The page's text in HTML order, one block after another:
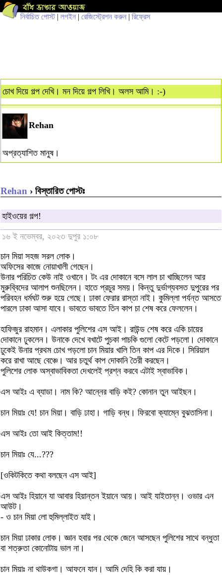
নির্বাচিত পোস্ট| লগইন | রেজিস্ট্রেশন করুন | রিফ্রেস
চোখ দিয়ে গল্প দেখি। মন দিয়ে গল্প লিখি। অলস আমি। :-)
Rehan
অপ্রত্যাশিত মানুষ।
Rehan › বিস্তারিত পোস্টঃ
হাইওয়ের গল্প!
১৬ ই নভেম্বর, ২০২৩ দুপুর ১:০৮
চান মিয়া সহজ সরল লোক।
অফিসের কাজে নোয়াখালী গেছেন।
উনার পরিচিত কেউ নাই ওখানে। টং এর দোকানে বসে লাল চা খাচ্ছিলেন আর
মুরুব্বিদের আলাপ শুনছিলেন। হাতে প্রচুর সময়। কিন্তু দুর্ভাগ্যবসত দুপুরের পর
পরিবহন ধর্মঘট শুরু হয়ে গেছে। ঢাকা ফেরার রাস্তা নাই। কুমিল্লা পর্যন্ত আসতে
পারলে ঢাকা আসা যাবে। ভাবতে ভাবতে তিন কাপ চা শেষ করে ফেললেন।
হাফিজুর রাহমান। এলাকার পুলিশের এস আই। রাউন্ড শেষ করে একি চায়ের
দোকানে ঢুকলেন। উনাকে দেখে বখাটে পুচকা পাচকি গুলো কেটে পড়লো। দোকানে
ঢুকেই উনার প্রথম চোখ পড়লো চান মিয়ার খালি তিন কাপ এর দিকে। সিরিয়াল
করে রাখা আছে বেঞ্চে। আর চতুর্থ কাপ দোকানি তৈরী করছেন।
পুলিশের লোক অস্বাভাবিকতা দেখলেই প্রশ্ন করবে এটাই স্বাভাবিক।
এস আইঃ এ ব্যাডা। নাম কি? আন্নের বাড়ি কই? কোনান তুন আইছন।
চান মিয়াঃ যে! চান মিয়া। বাড়ি ঢাহা। গাড়ি বন্ধ। ফিরবো ক্যাম্নে বুঝতাসিনা।
এস আইঃ তো আই কিত্তাম!!
চান মিয়াঃ যে...???
[ওকিটকিতে কথা বলছেন এস আই]
এস আইঃ হিয়ানে যা আবার হিয়ান্তন ইয়ানে আয়। আই যাইতান্ন। ওভার এন
আউট।
- ও চান মিয়া লো হুমিল্লাইত যাই।
চান মিয়া ঢাকার লোক। জ্ঞান হবার পর থেকে জেনে আসছেন পুলিশের সাথে বন্ধুতা
বা শত্রুতা কোনোটায় ভাল না।
চান মিয়াঃ না থাউকগা। আফনে যান। আমি দেহি কি করা যায়।